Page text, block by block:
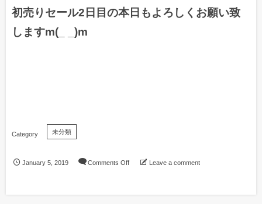
初売りセール2日目の本日もよろしくお願い致
しますm(_ _)m
未分類
January 5 ,2019 Comments Off Leave a comment